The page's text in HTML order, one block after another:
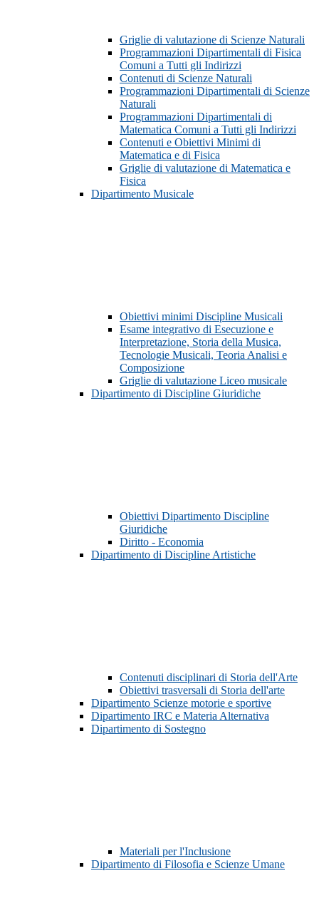
Griglie di valutazione di Scienze Naturali
Programmazioni Dipartimentali di Fisica
Comuni a Tutti gli Indirizzi
Contenuti di Scienze Naturali
Programmazioni Dipartimentali di Scienze
Naturali
Programmazioni Dipartimentali di
Matematica Comuni a Tutti gli Indirizzi
Contenuti e Obiettivi Minimi di
Matematica e di Fisica
Griglie di valutazione di Matematica e
Fisica
Dipartimento Musicale
Obiettivi minimi Discipline Musicali
Esame integrativo di Esecuzione e
Interpretazione, Storia della Musica,
Tecnologie Musicali, Teoria Analisi e
Composizione
Griglie di valutazione Liceo musicale
Dipartimento di Discipline Giuridiche
Obiettivi Dipartimento Discipline
Giuridiche
Diritto - Economia
Dipartimento di Discipline Artistiche
Contenuti disciplinari di Storia dell'Arte
Obiettivi trasversali di Storia dell'arte
Dipartimento Scienze motorie e sportive
Dipartimento IRC e Materia Alternativa
Dipartimento di Sostegno
Materiali per l'Inclusione
Dipartimento di Filosofia e Scienze Umane